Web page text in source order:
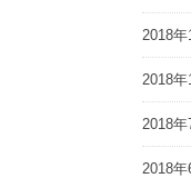
2018
2018
2018
2018